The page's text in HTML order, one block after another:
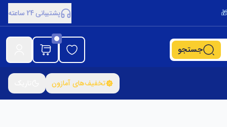
پشتیبانی 24 ساعته
جستجو
تخفیف‌های آمازون